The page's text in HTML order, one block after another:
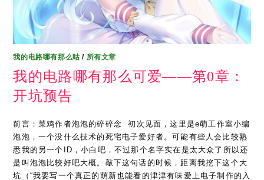
我的电路哪有那么咕 / 所有文章
我的电路哪有那么可爱——第0章：
开坑预告
前言：菜鸡作者泡泡的碎碎念 ​ 初次见面，这里是e萌工作室小编
泡泡，一个没什么技术的死宅电子爱好者。可能有些人会比较熟
悉我的另一个ID，小白吧，不过那个名字实在是太大众了所以还
是叫泡泡比较好吧大概。敲下这句话的时候，距离我挖下这个大
坑（“我要写一个真正的萌新也能看的津津有味爱上电子制作的入